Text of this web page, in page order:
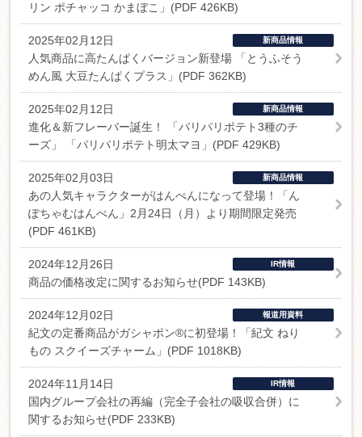
リン ポチャッコ かまぼこ」(PDF 426KB)
2025年02月12日 新商品情報
人気商品に高たんぱくバージョン新登場 「とうふそう
めん風 大豆たんぱくプラス」(PDF 362KB)
2025年02月12日 新商品情報
進化＆新フレーバー誕生！ 「パリパリポテト3種のチ
ーズ」 「パリパリポテト明太マヨ」(PDF 429KB)
2025年02月03日 新商品情報
あの人気キャラクターがはんぺんになって登場！「ん
ぽちゃむはんぺん」2月24日（月）より期間限定発売
(PDF 461KB)
2024年12月26日 IR情報
商品の価格改定に関するお知らせ(PDF 143KB)
2024年12月02日 報道用資料
紀文の定番商品がガシャポン®に初登場！「紀文 ねり
もの スクイーズチャーム」(PDF 1018KB)
2024年11月14日 IR情報
国内グループ会社の再編（完全子会社の吸収合併）に
関するお知らせ(PDF 233KB)